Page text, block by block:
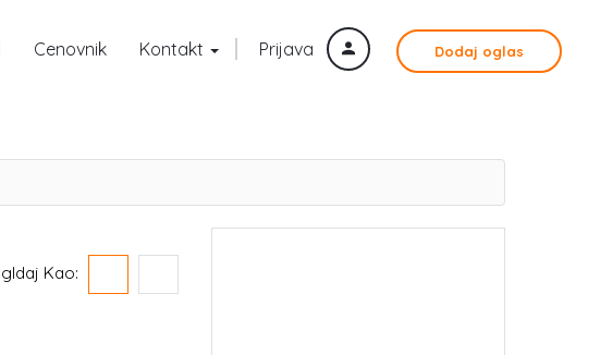
Prijava Dodaj oglas
Cenovnik Kontakt
Kao: